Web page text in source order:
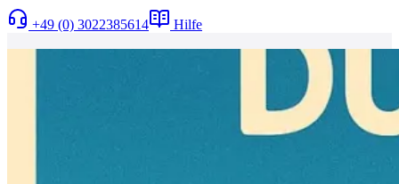
+49 (0) 3022385614 Hilfe